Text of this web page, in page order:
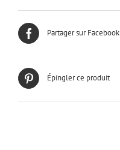
Partager sur Facebook
Épingler ce produit